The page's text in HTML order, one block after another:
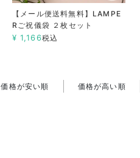
【メール便送料無料】LAMPE
Rご祝儀袋 ２枚セット
¥ 1,166税込
価格が安い順 価格が高い順